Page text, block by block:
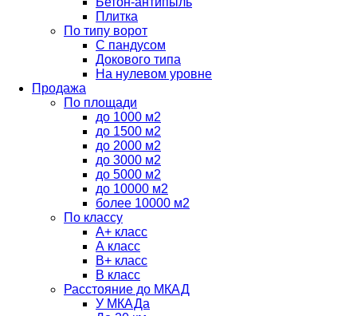
Плитка
По типу ворот
С пандусом
Докового типа
На нулевом уровне
Продажа
По площади
до 1000 м2
до 1500 м2
до 2000 м2
до 3000 м2
до 5000 м2
до 10000 м2
более 10000 м2
По классу
A+ класс
А класс
В+ класс
B класс
Расстояние до МКАД
У МКАДа